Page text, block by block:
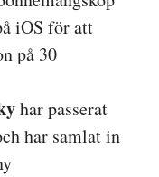
iOS för att
på 30
har passerat
har samlat in